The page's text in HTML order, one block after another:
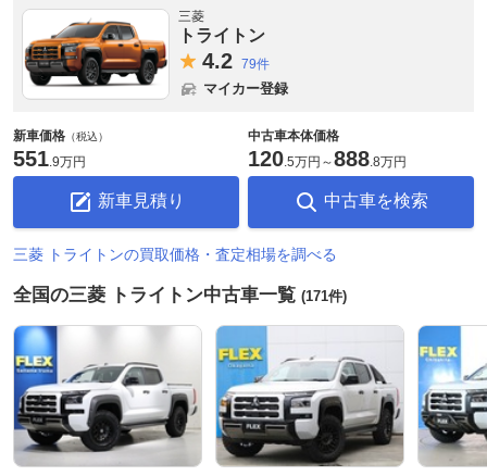
三菱
トライトン
4.2 79件
マイカー登録
新車価格 （税込）
551.9万円
新車見積り
中古車本体価格
120.5万円 ～888.8万円
中古車を検索
三菱 トライトンの買取価格・査定相場を調べる
全国の三菱 トライトン中古車一覧 (171件)